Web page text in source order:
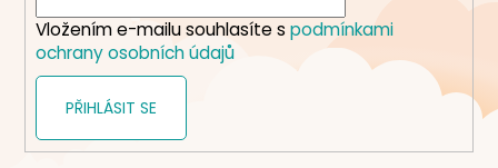
Vložením e-mailu souhlasíte s podmínkami
ochrany osobních údajů
PŘIHLÁSIT SE